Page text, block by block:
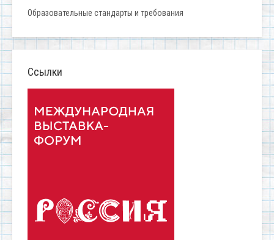
Образовательные стандарты и требования
Ссылки